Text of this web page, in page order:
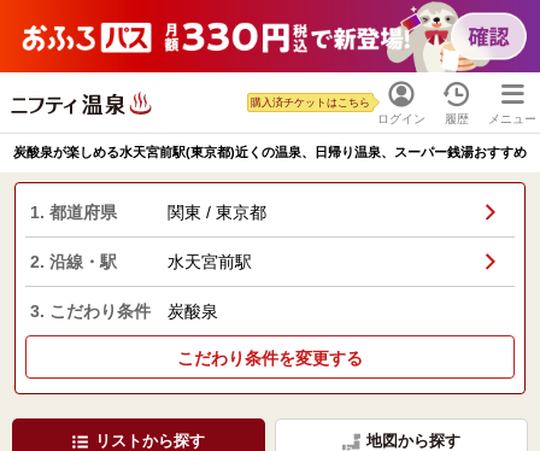
ログイン
購入済チケットはこちら
履歴 メニュー
炭酸泉が楽しめる水天宮前駅(東京都)近くの温泉、日帰り温泉、スーパー銭湯おすすめ
1. 都道府県 関東 / 東京都
2. 沿線・駅 水天宮前駅
3. こだわり条件 炭酸泉
こだわり条件を変更する
リストから探す 地図から探す